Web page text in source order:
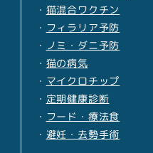
・ 猫混合ワクチン
・ フィラリア予防
・ ノミ・ダニ予防
・ 猫の病気
・ マイクロチップ
・ 定期健康診断
・ フード・療法食
・ 避妊・去勢手術